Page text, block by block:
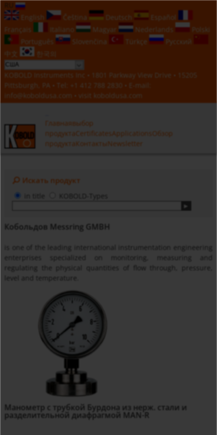
English
Čeština Deutsch
Español
Français
Italiano Magyar Nederlands
Polski
Português
Slovenčina Türkçe
Русский
中文
한국의
KOBOLD Instruments Inc • 1801 Parkway View Drive • 15205
Pittsburgh, PA • Tel:
+1 412 788 2830 • E-mail:
info@koboldusa.com • visit koboldusa.com
Главнаявыбор
продуктаCertificatesApplications Обзор
продуктаКонтактыNewsletter
Искать продукт
KOBOLD-Types
Кобольдов Messring GMBH
is one of the leading international instrumentation engineering
enterprises specialized on monitoring, measuring and
regulating the physical quantities of flow through, pressure,
level and temperature.
Манометр с трубкой Бурдона из нерж. стали и
разделительной диафрагмой MAN-R